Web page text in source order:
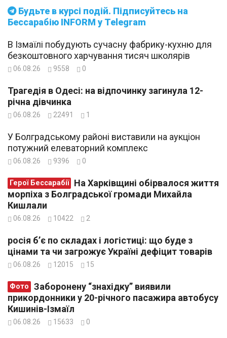
Будьте в курсі подій. Підписуйтесь на
Бессарабію INFORM у Telegram
В Ізмаїлі побудують сучасну фабрику-кухню для
безкоштовного харчування тисяч школярів
06.08.26 9558 0
Трагедія в Одесі: на відпочинку загинула 12-
річна дівчинка
06.08.26 22491 1
У Болградському районі виставили на аукціон
потужний елеваторний комплекс
06.08.26 9396 0
Герої Бессарабії
морпіха з Болградської громади Михайла
Кишлали
06.08.26 10422 2
росія б’є по складах і логістиці: що буде з
цінами та чи загрожує Україні дефіцит товарів
06.08.26 12015 15
Фото
прикордонники у 20-річного пасажира автобусу
Кишинів-Ізмаїл
06.08.26 15633 0